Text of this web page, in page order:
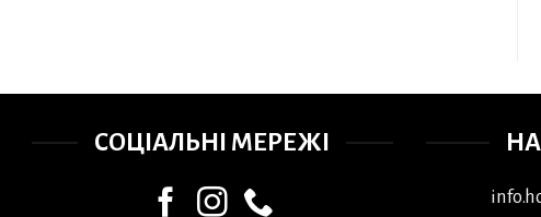
СОЦІАЛЬНІ МЕРЕЖІ